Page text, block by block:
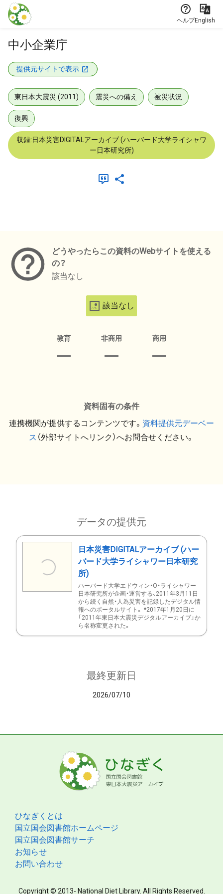
本文に飛ぶ
ヘルプEnglish
中小企業庁
提供元サイトで表示
東日本大震災 (2011) 震災への備え 被災状況
復興
収録:日本災害DIGITALアーカイブ (ハーバード大学ライシャワ
ー日本研究所)
どうやったらこの資料のWebサイトを使える
の？
該当なし
該当なし
教育 非商用 商用
資料固有の条件
連携機関が提供するコンテンツです。 資料提供元デーベー
ス （外部サイトへリンク）へお問合せください。
データの提供元
日本災害DIGITALアーカイブ (ハー
バード大学ライシャワー日本研究
所)
ハーバード大学エドウィン・O・ライシャワー
日本研究所が企画・運営する、2011年3月11日
から続く自然・人為災害を記録したデジタル情
報へのポータルサイト。 *2017年1月20日に
「2011年東日本大震災デジタルアーカイブ」か
ら名称変更された。
最終更新日
2026/07/10
ひなぎくとは
国立国会図書館ホームページ
国立国会図書館サーチ
お知らせ
お問い合わせ
Copyright © 2013- National Diet Library. All Rights Reserved.